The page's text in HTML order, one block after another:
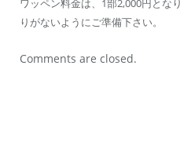
りがないようにご準備下さい。
Comments are closed.